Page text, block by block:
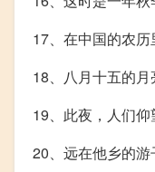
17、在中国的农
18、八月十五的月
19、此夜，人们仰
20、远在他乡的游